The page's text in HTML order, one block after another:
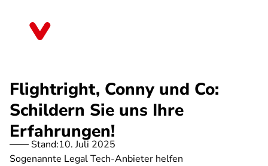
Flightright, Conny und Co:
Schildern Sie uns Ihre
Erfahrungen!
Stand:10. Juli 2025
Sogenannte Legal Tech-Anbieter helfen